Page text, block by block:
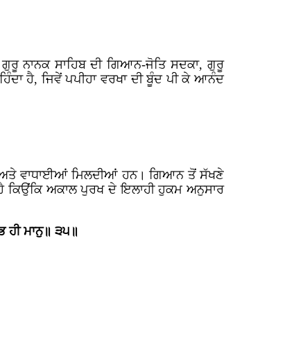
ਨਾਨਕ ਸਾਹਿਬ ਦੀ ਗਿਆਨ-ਜੋਤਿ ਸਦਕਾ, ਗੁਰੂ
ਹੈ, ਜਿਵੇਂ ਪਪੀਹਾ ਵਰਖਾ ਦੀ ਬੂੰਦ ਪੀ ਕੇ ਆਨੰਦ
ਅਤੇ ਵਾਧਾਈਆਂ ਮਿਲਦੀਆਂ ਹਨ। ਗਿਆਨ ਤੋਂ ਸੱਖਣੇ
ਕਿਉਂਕਿ ਅਕਾਲ ਪੁਰਖ ਦੇ ਇਲਾਹੀ ਹੁਕਮ ਅਨੁਸਾਰ
ਹੀ ਮਾਨੁ॥ ੩੫॥